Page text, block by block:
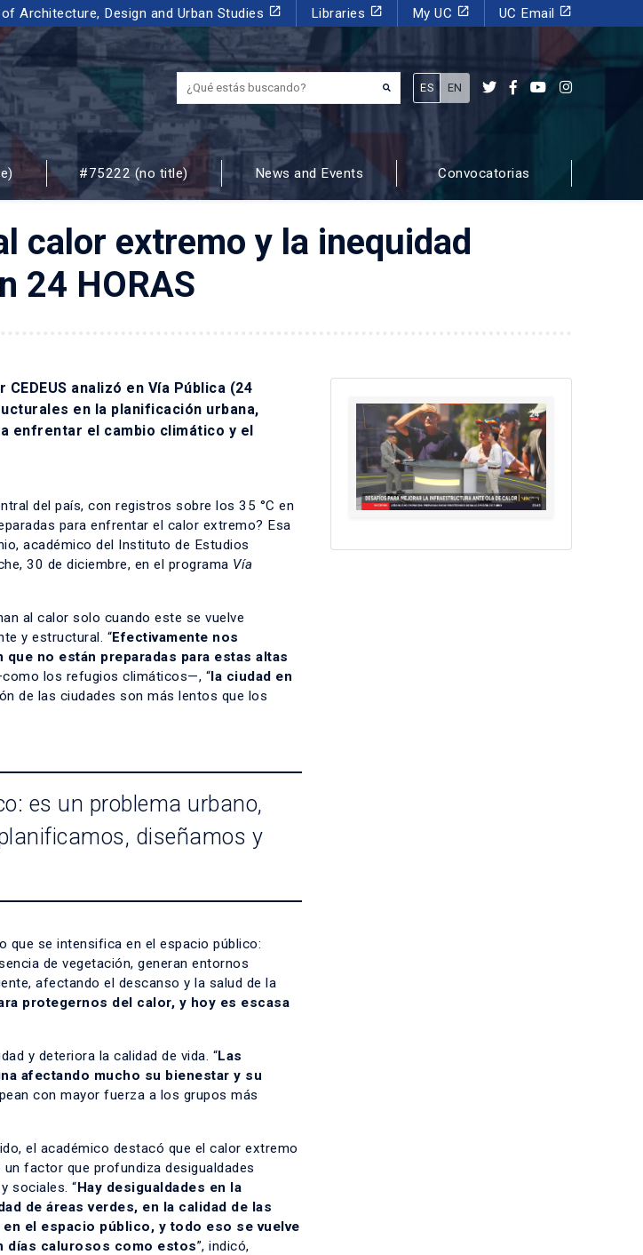
Architecture, Design and Urban Studies launch Libraries launch My UC launch UC Email launch
¿Qué estás buscando?
ES EN
#75222 (no title) News and Events Convocatorias
calor extremo y la inequidad
24 HORAS
analizó en Vía Pública (24
en la planificación urbana,
enfrentar el cambio climático y el
del país, con registros sobre los 35 °C en
para enfrentar el calor extremo? Esa
académico del Instituto de Estudios
30 de diciembre, en el programa Vía
al calor solo cuando este se vuelve
y estructural. “Efectivamente nos
no están preparadas para estas altas
los refugios climáticos—, “la ciudad en
de las ciudades son más lentos que los
es un problema urbano,
diseñamos y
que se intensifica en el espacio público:
de vegetación, generan entornos
afectando el descanso y la salud de la
protegernos del calor, y hoy es escasa
y deteriora la calidad de vida. “Las
afectando mucho su bienestar y su
con mayor fuerza a los grupos más
el académico destacó que el calor extremo
factor que profundiza desigualdades
sociales. “Hay desigualdades en la
de áreas verdes, en la calidad de las
en el espacio público, y todo eso se vuelve
días calurosos como estos”, indicó,